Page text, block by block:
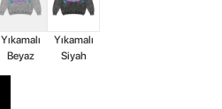
Yıkamalı
Beyaz
Yıkamalı
Siyah